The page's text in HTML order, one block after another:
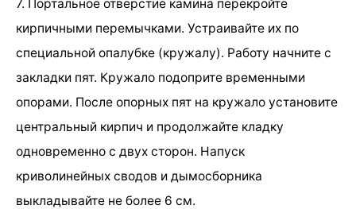
7. Портальное отверстие камина перекройте
кирпичными перемычками. Устраивайте их по
специальной опалубке (кружалу). Работу начните с
закладки пят. Кружало подоприте временными
опорами. После опорных пят на кружало установите
центральный кирпич и продолжайте кладку
одновременно с двух сторон. Напуск
криволинейных сводов и дымосборника
выкладывайте не более 6 см.